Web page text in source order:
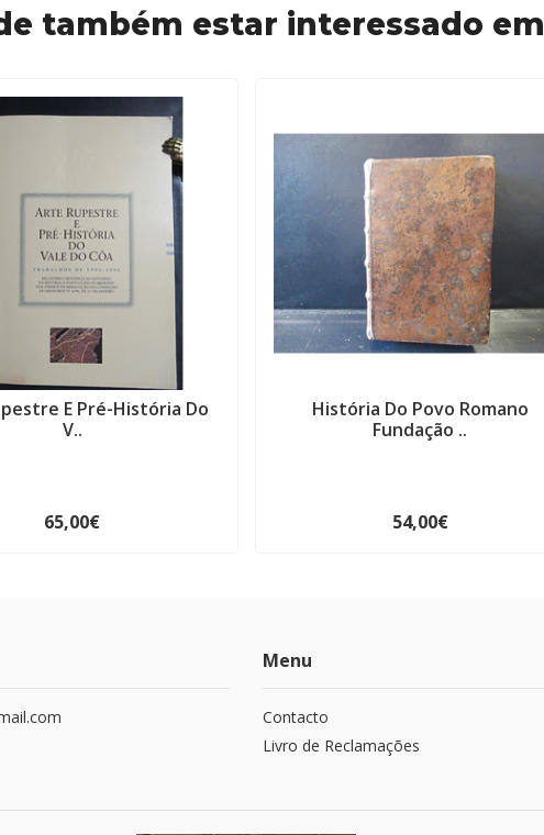
também estar interessado em
E Pré-História Do
V..
65,00€
História Do Povo Romano
Fundação ..
54,00€
Menu
Contacto
Livro de Reclamações